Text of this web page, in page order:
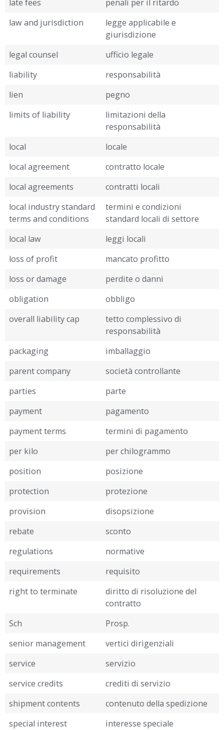
late fees
penali per il ritardo
law and jurisdiction
legge applicabile e
giurisdizione
legal counsel
ufficio legale
liability
responsabilità
lien
pegno
limits of liability
limitazioni della
responsabilità
local
locale
local agreement
contratto locale
local agreements
contratti locali
local industry standard
terms and conditions
termini e condizioni
standard locali di settore
local law
leggi locali
loss of profit
mancato profitto
loss or damage
perdite o danni
obligation
obbligo
overall liability cap
tetto complessivo di
responsabilità
packaging
imballaggio
parent company
società controllante
parties
parte
payment
pagamento
payment terms
termini di pagamento
per kilo
per chilogrammo
position
posizione
protection
protezione
provision
disopsizione
rebate
sconto
regulations
normative
requirements
requisito
right to terminate
diritto di risoluzione del
contratto
Sch
Prosp.
senior management
vertici dirigenziali
service
servizio
service credits
crediti di servizio
shipment contents
contenuto della spedizione
special interest
interesse speciale